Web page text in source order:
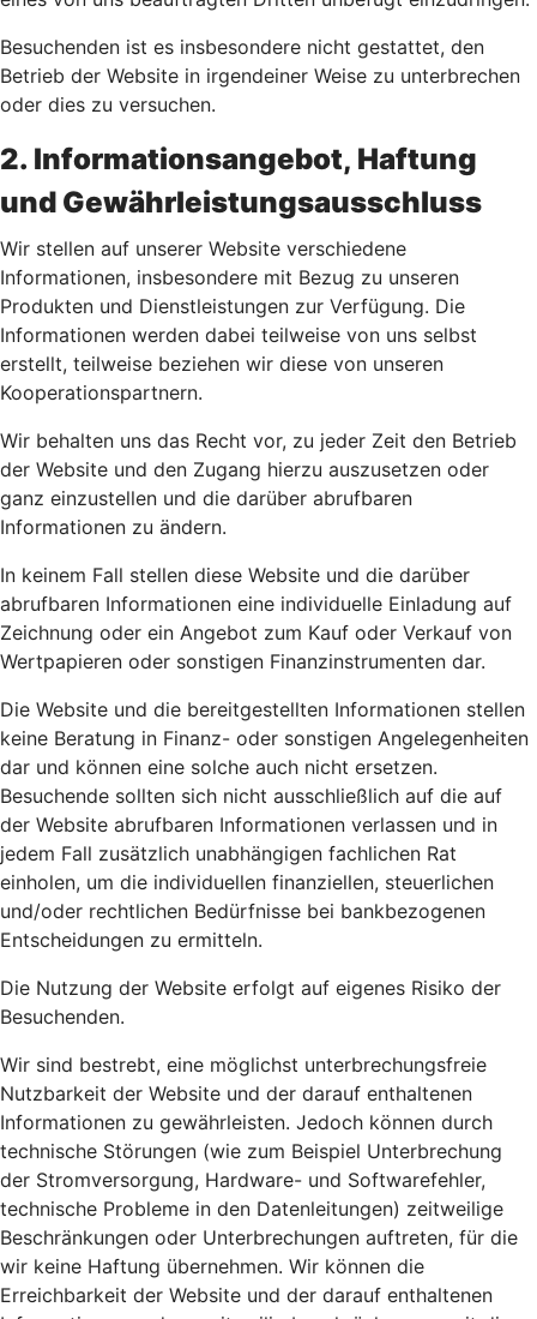
Besuchenden ist es insbesondere nicht gestattet, den
Betrieb der Website in irgendeiner Weise zu unterbrechen
oder dies zu versuchen.
2. Informationsangebot, Haftung
und Gewährleistungsausschluss
Wir stellen auf unserer Website verschiedene
Informationen, insbesondere mit Bezug zu unseren
Produkten und Dienstleistungen zur Verfügung. Die
Informationen werden dabei teilweise von uns selbst
erstellt, teilweise beziehen wir diese von unseren
Kooperationspartnern.
Wir behalten uns das Recht vor, zu jeder Zeit den Betrieb
der Website und den Zugang hierzu auszusetzen oder
ganz einzustellen und die darüber abrufbaren
Informationen zu ändern.
In keinem Fall stellen diese Website und die darüber
abrufbaren Informationen eine individuelle Einladung auf
Zeichnung oder ein Angebot zum Kauf oder Verkauf von
Wertpapieren oder sonstigen Finanzinstrumenten dar.
Die Website und die bereitgestellten Informationen stellen
keine Beratung in Finanz- oder sonstigen Angelegenheiten
dar und können eine solche auch nicht ersetzen.
Besuchende sollten sich nicht ausschließlich auf die auf
der Website abrufbaren Informationen verlassen und in
jedem Fall zusätzlich unabhängigen fachlichen Rat
einholen, um die individuellen finanziellen, steuerlichen
und/oder rechtlichen Bedürfnisse bei bankbezogenen
Entscheidungen zu ermitteln.
Die Nutzung der Website erfolgt auf eigenes Risiko der
Besuchenden.
Wir sind bestrebt, eine möglichst unterbrechungsfreie
Nutzbarkeit der Website und der darauf enthaltenen
Informationen zu gewährleisten. Jedoch können durch
technische Störungen (wie zum Beispiel Unterbrechung
der Stromversorgung, Hardware- und Softwarefehler,
technische Probleme in den Datenleitungen) zeitweilige
Beschränkungen oder Unterbrechungen auftreten, für die
wir keine Haftung übernehmen. Wir können die
Erreichbarkeit der Website und der darauf enthaltenen